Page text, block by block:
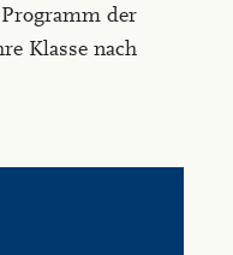
der
Klasse nach